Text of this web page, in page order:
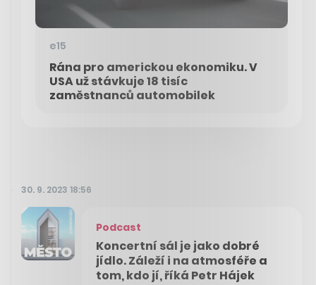
e15
Rána pro americkou ekonomiku. V
USA už stávkuje 18 tisíc
zaměstnanců automobilek
30. 9. 2023 18:56
Podcast
Koncertní sál je jako dobré
jídlo. Záleží i na atmosféře a
tom, kdo jí, říká Petr Hájek